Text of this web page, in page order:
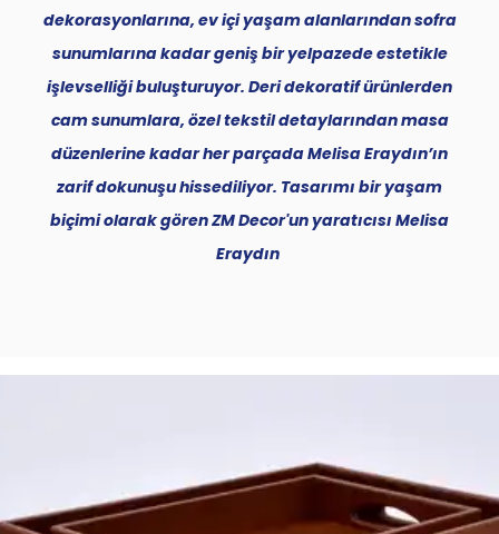
dekorasyonlarına, ev içi yaşam alanlarından sofra
sunumlarına kadar geniş bir yelpazede estetikle
işlevselliği buluşturuyor. Deri dekoratif ürünlerden
cam sunumlara, özel tekstil detaylarından masa
düzenlerine kadar her parçada Melisa Eraydın’ın
zarif dokunuşu hissediliyor. Tasarımı bir yaşam
biçimi olarak gören ZM Decor'un yaratıcısı Melisa
Eraydın